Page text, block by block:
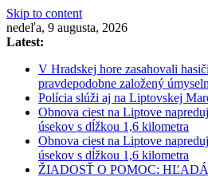
Skip to content
nedeľa, 9 augusta, 2026
Latest:
V Hradskej hore zasahovali
pravdepodobne založený
Polícia slúži aj na Liptovskej
Obnova ciest na Liptove
úsekov s dĺžkou 1,6 kilometra
Obnova ciest na Liptove
úsekov s dĺžkou 1,6 kilometra
ŽIADOSŤ O POMOC: